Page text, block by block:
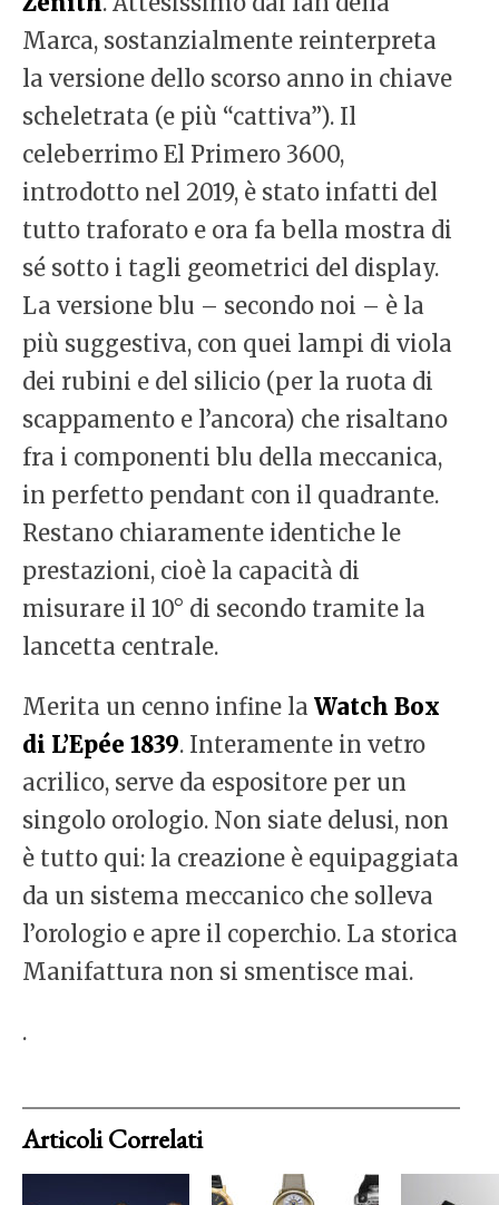
Marca, sostanzialmente reinterpreta
la versione dello scorso anno in chiave
scheletrata (e più “cattiva”). Il
celeberrimo El Primero 3600,
introdotto nel 2019, è stato infatti del
tutto traforato e ora fa bella mostra di
sé sotto i tagli geometrici del display.
La versione blu – secondo noi – è la
più suggestiva, con quei lampi di viola
dei rubini e del silicio (per la ruota di
scappamento e l’ancora) che risaltano
fra i componenti blu della meccanica,
in perfetto pendant con il quadrante.
Restano chiaramente identiche le
prestazioni, cioè la capacità di
misurare il 10° di secondo tramite la
lancetta centrale.
Merita un cenno infine la Watch Box
di L’Epée 1839. Interamente in vetro
acrilico, serve da espositore per un
singolo orologio. Non siate delusi, non
è tutto qui: la creazione è equipaggiata
da un sistema meccanico che solleva
l’orologio e apre il coperchio. La storica
Manifattura non si smentisce mai.
.
Articoli Correlati